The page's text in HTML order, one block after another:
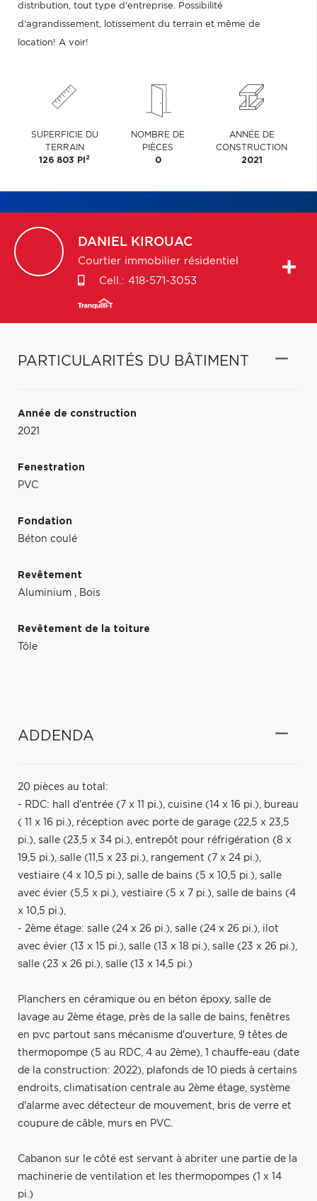
distribution, tout type d'entreprise. Possibilité
d'agrandissement, lotissement du terrain et même de
location! A voir!
SUPERFICIE DU
TERRAIN
126 803 PI 2
NOMBRE DE
PIÈCES
0
ANNÉE DE
CONSTRUCTION
2021
DANIEL KIROUAC
Courtier immobilier résidentiel
Cell.: 418-571-3053
PARTICULARITÉS DU BÂTIMENT
Année de construction
2021
Fenestration
PVC
Fondation
Béton coulé
Revêtement
Aluminium
Bois
Revêtement de la toiture
Tôle
ADDENDA
20 pièces au total:
- RDC: hall d'entrée (7 x 11 pi.), cuisine (14 x 16 pi.), bureau
( 11 x 16 pi.), réception avec porte de garage (22,5 x 23,5
pi.), salle (23,5 x 34 pi.), entrepôt pour réfrigération (8 x
19,5 pi.), salle (11,5 x 23 pi.), rangement (7 x 24 pi.),
vestiaire (4 x 10,5 pi.), salle de bains (5 x 10,5 pi.), salle
avec évier (5,5 x pi.), vestiaire (5 x 7 pi.), salle de bains (4
x 10,5 pi.),
- 2ème étage: salle (24 x 26 pi.), salle (24 x 26 pi.), ilot
avec évier (13 x 15 pi.), salle (13 x 18 pi.), salle (23 x 26 pi.),
salle (23 x 26 pi.), salle (13 x 14,5 pi.)
Planchers en céramique ou en béton époxy, salle de
lavage au 2ème étage, près de la salle de bains, fenêtres
en pvc partout sans mécanisme d'ouverture, 9 têtes de
thermopompe (5 au RDC, 4 au 2ème), 1 chauffe-eau (date
de la construction: 2022), plafonds de 10 pieds à certains
endroits, climatisation centrale au 2ème étage, système
d'alarme avec détecteur de mouvement, bris de verre et
coupure de câble, murs en PVC.
Cabanon sur le côté est servant à abriter une partie de la
machinerie de ventilation et les thermopompes (1 x 14
pi.)